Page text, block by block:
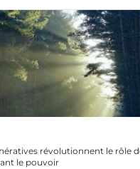
révolutionnent le rôle
le pouvoir